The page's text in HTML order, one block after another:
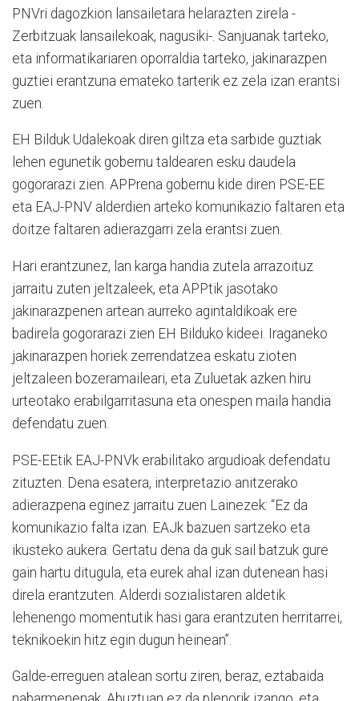
PNVri dagozkion lansailetara helarazten zirela -
Zerbitzuak lansailekoak, nagusiki-. Sanjuanak tarteko,
eta informatikariaren oporraldia tarteko, jakinarazpen
guztiei erantzuna emateko tarterik ez zela izan erantsi
zuen.
EH Bilduk Udalekoak diren giltza eta sarbide guztiak
lehen egunetik gobernu taldearen esku daudela
gogorarazi zien. APPrena gobernu kide diren PSE-EE
eta EAJ-PNV alderdien arteko komunikazio faltaren eta
doitze faltaren adierazgarri zela erantsi zuen.
Hari erantzunez, lan karga handia zutela arrazoituz
jarraitu zuten jeltzaleek, eta APPtik jasotako
jakinarazpenen artean aurreko agintaldikoak ere
badirela gogorarazi zien EH Bilduko kideei. Iraganeko
jakinarazpen horiek zerrendatzea eskatu zioten
jeltzaleen bozeramaileari, eta Zuluetak azken hiru
urteotako erabilgarritasuna eta onespen maila handia
defendatu zuen.
PSE-EEtik EAJ-PNVk erabilitako argudioak defendatu
zituzten. Dena esatera, interpretazio anitzerako
adierazpena eginez jarraitu zuen Lainezek: “Ez da
komunikazio falta izan. EAJk bazuen sartzeko eta
ikusteko aukera. Gertatu dena da guk sail batzuk gure
gain hartu ditugula, eta eurek ahal izan dutenean hasi
direla erantzuten. Alderdi sozialistaren aldetik
lehenengo momentutik hasi gara erantzuten herritarrei,
teknikoekin hitz egin dugun heinean”.
Galde-erreguen atalean sortu ziren, beraz, eztabaida